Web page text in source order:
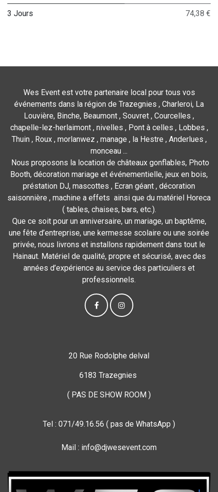
3 Jours 74,38 €
Wes Event est votre partenaire local pour tous vos
événements dans la région de Trazegnies , Charleroi, La
Louvière, Binche, Beaumont , Souvret , Courcelles ,
chapelle-lez-herlaimont , nivelles , Pont à celles , Lobbes ,
Thuin , Roux , morlanwez , manage , la Hestre , Anderlues ,
monceau ...
Nous proposons la location de châteaux gonflables, Photo
Booth, décoration mariage et événementielle, jeux en bois,
préstation DJ, mascottes , Ecran géant , décoration
saisonnière , machine a effets ainsi que du matériel Horeca
( tables, chaises, bars, etc.).
Que ce soit pour un anniversaire, un mariage, un baptême,
une fête d’entreprise, une kermesse scolaire ou une soirée
privée, nous livrons et installons rapidement dans tout le
Hainaut. Matériel de qualité, propre et sécurisé, avec des
années d’expérience au service des particuliers et
professionnels.
20 Rue Rodolphe delval
6183 Trazegnies
( PAS DE SHOW ROOM )
Tel : 071/49.16.56 ( pas de WhatsApp )
Mail : info@djwesevent.com